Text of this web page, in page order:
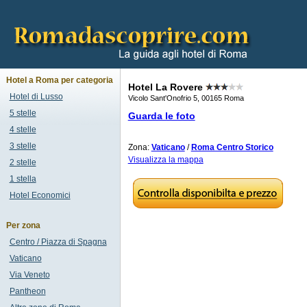
Hotel La Rovere
Vicolo Sant'Onofrio 5, 00165 Roma
Guarda le foto
Zona: Vaticano/ Roma Centro Storico
Visualizza la mappa
Hotel a Roma per categoria
Hotel di Lusso
5 stelle
4 stelle
3 stelle
2 stelle
1 stella
Hotel Economici
Per zona
Centro / Piazza di Spagna
Vaticano
Via Veneto
Pantheon